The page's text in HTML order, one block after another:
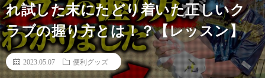
れ試した末にたどり着いた正しいク
ラブの握り方とは！？【レッスン】
2023.05.07 便利グッズ